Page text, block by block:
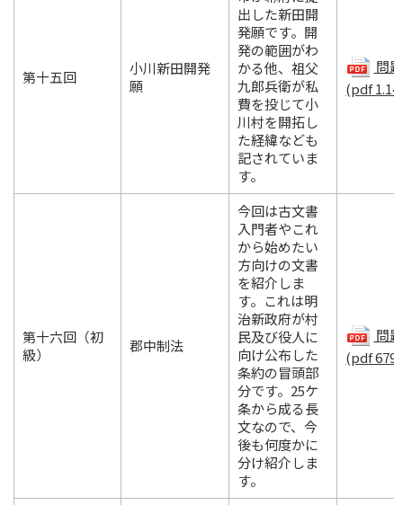
第十五回
小川新田開発
願
出した新田開
発願です。開
発の範囲がわ
かる他、祖父
九郎兵衛が私
費を投じて小
川村を開拓し
た経緯なども
記されていま
す。
問
(pdf 1.14
第十六回（初
級）
郡中制法
今回は古文書
入門者やこれ
から始めたい
方向けの文書
を紹介しま
す。これは明
治新政府が村
民及び役人に
向け公布した
条約の冒頭部
分です。25ケ
条から成る長
文なので、今
後も何度かに
分け紹介しま
す。
問
(pdf 679